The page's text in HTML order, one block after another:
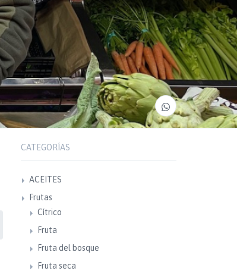
CATEGORÍAS
ACEITES
Frutas
Cítrico
Fruta
Fruta del bosque
Fruta seca